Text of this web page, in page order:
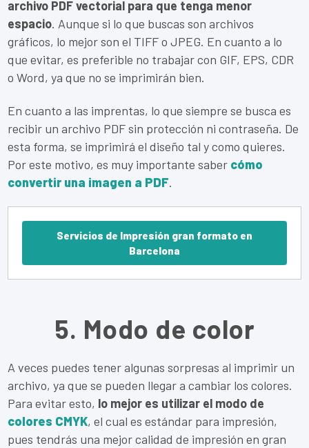
archivo PDF vectorial para que tenga menor
espacio. Aunque si lo que buscas son archivos
gráficos, lo mejor son el TIFF o JPEG. En cuanto a lo
que evitar, es preferible no trabajar con GIF, EPS, CDR
o Word, ya que no se imprimirán bien.
En cuanto a las imprentas, lo que siempre se busca es
recibir un archivo PDF sin protección ni contraseña. De
esta forma, se imprimirá el diseño tal y como quieres.
Por este motivo, es muy importante saber cómo
convertir una imagen a PDF.
Servicios de Impresión gran formato en
Barcelona
5. Modo de color
A veces puedes tener algunas sorpresas al imprimir un
archivo, ya que se pueden llegar a cambiar los colores.
Para evitar esto, lo mejor es utilizar el modo de
colores CMYK, el cual es estándar para impresión,
pues tendrás una mejor calidad de impresión en gran